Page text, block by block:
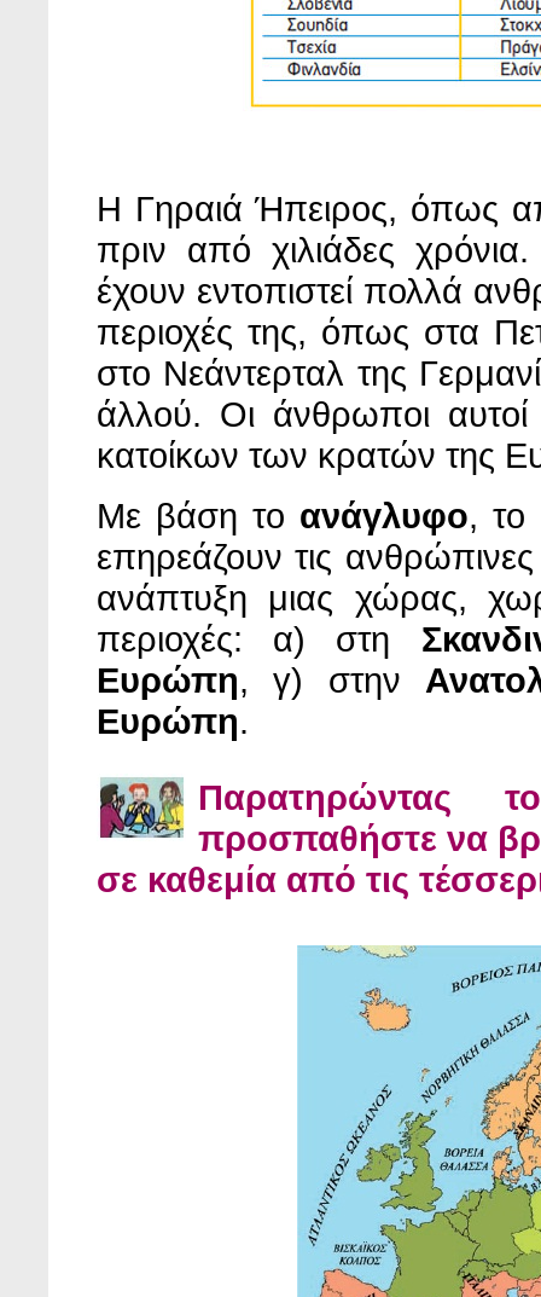
Η Γηραιά Ήπειρος, όπως
πριν από χιλιάδες
έχουν εντοπιστεί πολλά
περιοχές της, όπως στα
στο Νεάντερταλ της
άλλού. Οι άνθρωποι αυτοί
κατοίκων των κρατών της
Με βάση το ανάγλυφο, το
επηρεάζουν τις ανθρώπινες
ανάπτυξη μιας χώρας,
περιοχές: α) στη
Ευρώπη, γ) στην
Ευρώπη.
Παρατηρώντας
προσπαθήστε να
σε καθεμία από τις